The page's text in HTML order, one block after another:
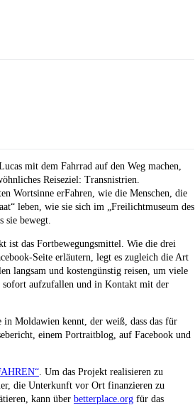
mit dem Fahrrad auf den Weg machen,
Reiseziel: Transnistrien.
Wortsinne erFahren, wie die Menschen, die
leben, wie sie sich im „Freilichtmuseum des
sie bewegt.
ist das Fortbewegungsmittel. Wie die drei
Seite erläutern, legt es zugleich die Art
langsam und kostengünstig reisen, um viele
sofort aufzufallen und in Kontakt mit der
in Moldawien kennt, der weiß, dass das für
einem Portraitblog, auf Facebook und
. Um das Projekt realisieren zu
die Unterkunft vor Ort finanzieren zu
kann über betterplace.org für das